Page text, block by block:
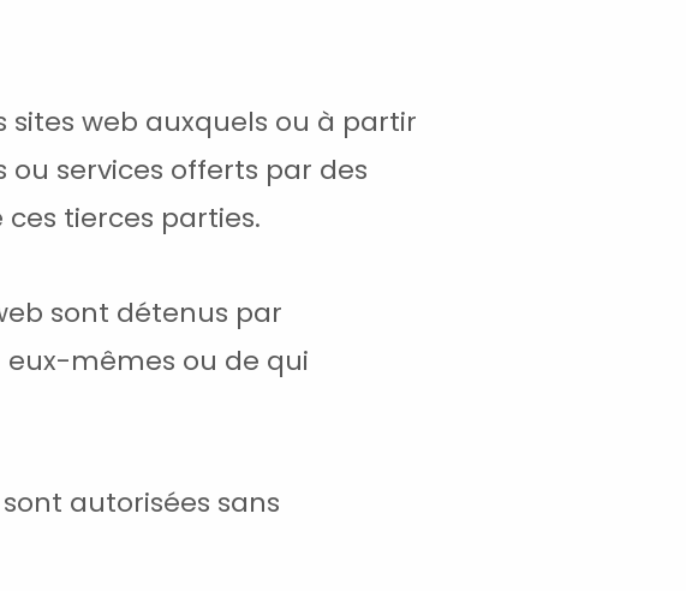
web auxquels ou à partir
services offerts par des
tierces parties.
sont détenus par
eux-mêmes ou de qui
autorisées sans